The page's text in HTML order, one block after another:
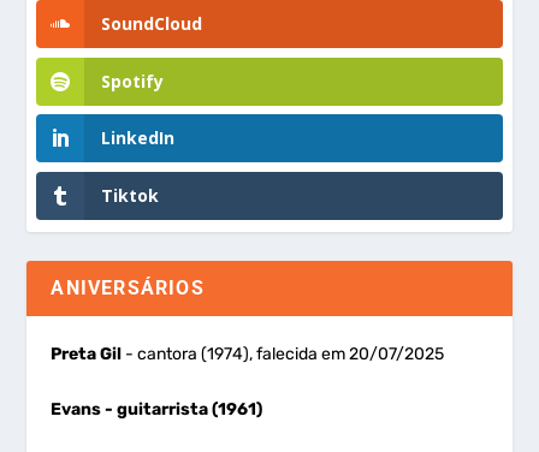
SoundCloud
Spotify
LinkedIn
Tiktok
ANIVERSÁRIOS
Preta Gil - cantora (1974), falecida em 20/07/2025
Evans- guitarrista (1961)